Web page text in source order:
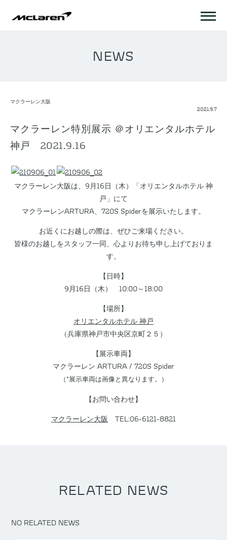
NEWS
マクラーレン大阪
2021.9.7
マクラーレン特別展示 ＠オリエンタルホテル
神戸 2021.9.16
マクラーレン大阪は、9月16日（木）「オリエンタルホテル 神
戸」にて
マクラーレンARTURA、720S Spiderを展示いたします。
お近くにお越しの際は、ぜひご来場ください。
皆様のお越しをスタッフ一同、心よりお待ち申し上げておりま
す。
【日時】
9月16日（木） 10:00～18:00
【場所】
オリエンタルホテル 神戸
（兵庫県神戸市中央区京町２５）
【展示車両】
マクラーレン ARTURA / 720S Spider
（*展示車両は画像と異なります。）
【お問い合わせ】
マクラーレン大阪 TEL:06-6121-8821
RELATED NEWS
NO RELATED NEWS